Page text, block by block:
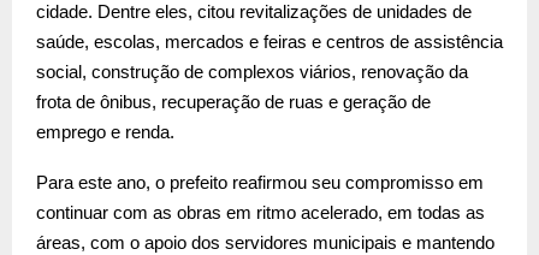
cidade. Dentre eles, citou revitalizações de unidades de
saúde, escolas, mercados e feiras e centros de assistência
social, construção de complexos viários, renovação da
frota de ônibus, recuperação de ruas e geração de
emprego e renda.
Para este ano, o prefeito reafirmou seu compromisso em
continuar com as obras em ritmo acelerado, em todas as
áreas, com o apoio dos servidores municipais e mantendo